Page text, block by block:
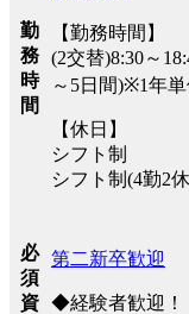
勤
務
時
間
【勤務時間】
(2交替)8:30～
～5日間)※1年
【休日】
シフト制
シフト制(4勤2
必
須
資
第二新卒歓迎
◆経験者歓迎！